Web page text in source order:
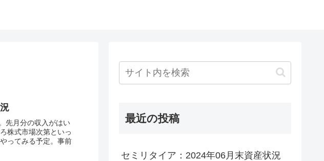
先月分の収入がはい
株式市場次第といっ
ってみる予定。事前
最近の投稿
セミリタイア：2024年06月末資産状況